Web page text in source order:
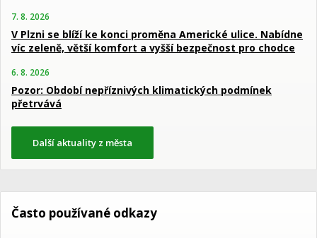
7. 8. 2026
V Plzni se blíží ke konci proměna Americké ulice. Nabídne
víc zeleně, větší komfort a vyšší bezpečnost pro chodce
6. 8. 2026
Pozor: Období nepříznivých klimatických podmínek
přetrvává
Další aktuality z města
Často používané odkazy